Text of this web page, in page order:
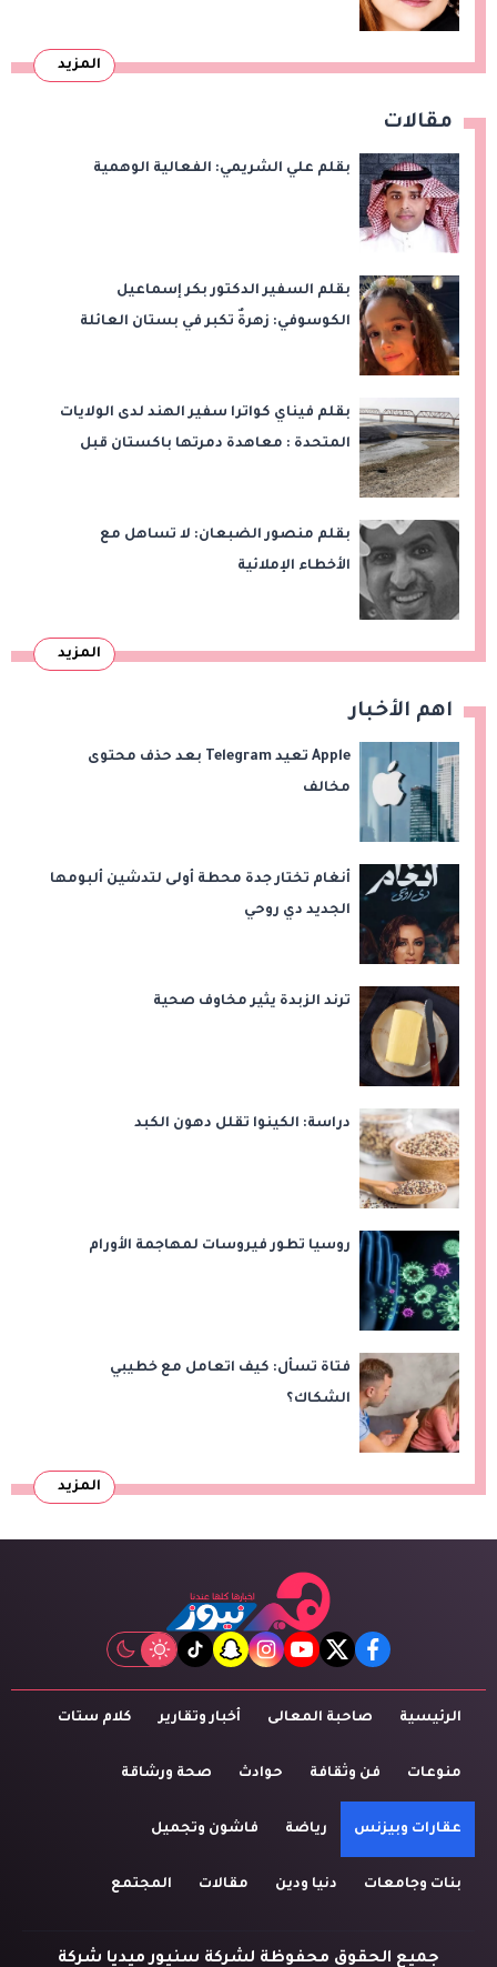
المزيد
مقالات
بقلم علي الشريمي: الفعالية الوهمية
بقلم السفير الدكتور بكر إسماعيل
الكوسوفي: زهرةٌ تكبر في بستان العائلة
بقلم فيناي كواترا سفير الهند لدى الولايات
المتحدة : معاهدة دمرتها باكستان قبل
بقلم منصور الضبعان: لا تساهل مع
الأخطاء الإملائية
المزيد
اهم الأخبار
Apple تعيد Telegram بعد حذف محتوى
مخالف
أنغام تختار جدة محطة أولى لتدشين ألبومها
الجديد دي روحي
ترند الزبدة يثير مخاوف صحية
دراسة: الكينوا تقلل دهون الكبد
روسيا تطور فيروسات لمهاجمة الأورام
فتاة تسأل: كيف اتعامل مع خطيبي
الشكاك؟
المزيد
facebook
twitter
youtube
instagram
snapchat
tiktok
الرئيسية صاحبة المعالى أخبار وتقارير كلام ستات
منوعات فن وثقافة حوادث صحة ورشاقة
عقارات وبيزنس رياضة فاشون وتجميل
بنات وجامعات دنيا ودين مقالات المجتمع
جميع الحقوق محفوظة لشركة سنيور ميديا شركة